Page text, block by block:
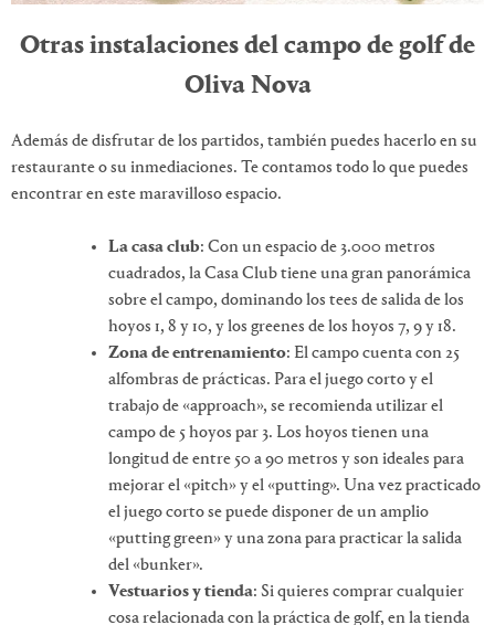
Otras instalaciones del campo de golf de
Oliva Nova
Además de disfrutar de los partidos, también puedes hacerlo en su
restaurante o su inmediaciones. Te contamos todo lo que puedes
encontrar en este maravilloso espacio.
La casa club: Con un espacio de 3.000 metros
cuadrados, la Casa Club tiene una gran panorámica
sobre el campo, dominando los tees de salida de los
hoyos 1, 8 y 10, y los greenes de los hoyos 7, 9 y 18.
Zona de entrenamiento: El campo cuenta con 25
alfombras de prácticas. Para el juego corto y el
trabajo de «approach», se recomienda utilizar el
campo de 5 hoyos par 3. Los hoyos tienen una
longitud de entre 50 a 90 metros y son ideales para
mejorar el «pitch» y el «putting». Una vez practicado
el juego corto se puede disponer de un amplio
«putting green» y una zona para practicar la salida
del «bunker».
Vestuarios y tienda: Si quieres comprar cualquier
cosa relacionada con la práctica de golf, en la tienda